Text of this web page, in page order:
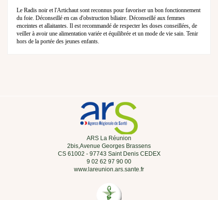
Le Radis noir et l'Artichaut sont reconnus pour favoriser un bon fonctionnement
du foie. Déconseillé en cas d'obstruction biliaire. Déconseillé aux femmes
enceintes et allaitantes. Il est recommandé de respecter les doses conseillées, de
veiller à avoir une alimentation variée et équilibrée et un mode de vie sain. Tenir
hors de la portée des jeunes enfants.
ARS La Réunion
2bis,Avenue Georges Brassens
CS 61002 - 97743 Saint Denis CEDEX
9 02 62 97 90 00
www.lareunion.ars.sante.fr